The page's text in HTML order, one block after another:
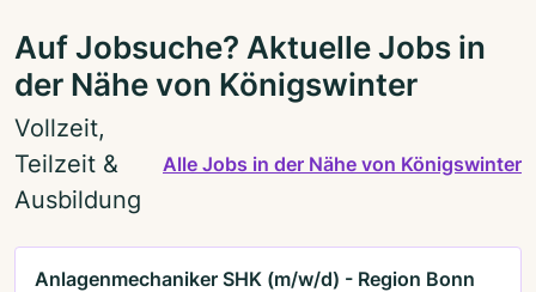
Auf Jobsuche? Aktuelle Jobs in
der Nähe von Königswinter
Vollzeit,
Teilzeit &
Ausbildung
Alle Jobs in der Nähe von Königswinter
Anlagenmechaniker SHK (m/w/d) - Region Bonn